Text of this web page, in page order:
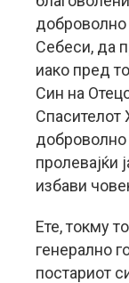
доброволно
Себеси, да
иако пред
Син на
Спасителот
пролевајќи
избави
Ете, токму
генерално
постариот